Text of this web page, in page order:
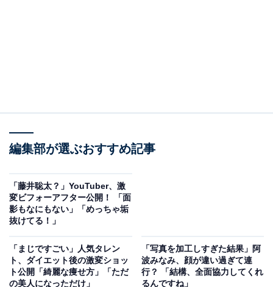
編集部が選ぶおすすめ記事
「藤井聡太？」YouTuber、激
変ビフォーアフター公開！ 「面
影もなにもない」「めっちゃ垢
抜けてる！」
「まじですごい」人気タレン
ト、ダイエット後の激変ショッ
ト公開「綺麗な痩せ方」「ただ
の美人になっただけ」
「写真を加工しすぎた結果」阿
波みなみ、顔が違い過ぎて連
行？ 「結構、全面協力してくれ
るんですね」